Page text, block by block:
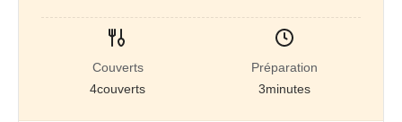
Couverts
4couverts
Préparation
3minutes